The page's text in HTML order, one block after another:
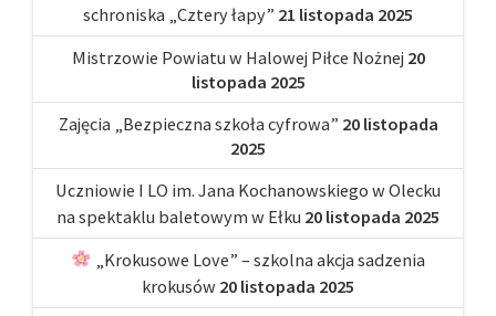
schroniska „Cztery łapy” 21 listopada 2025
Mistrzowie Powiatu w Halowej Piłce Nożnej 20
listopada 2025
Zajęcia „Bezpieczna szkoła cyfrowa” 20 listopada
2025
Uczniowie I LO im. Jana Kochanowskiego w Olecku
na spektaklu baletowym w Ełku 20 listopada 2025
„Krokusowe Love” – szkolna akcja sadzenia
krokusów 20 listopada 2025